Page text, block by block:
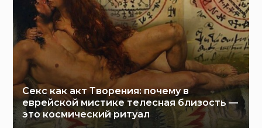
Секс как акт Творения: почему в
еврейской мистике телесная близость —
это космический ритуал